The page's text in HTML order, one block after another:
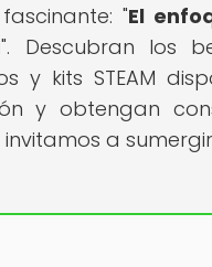
"El
". Descubran los
y kits STEAM
y obtengan
a